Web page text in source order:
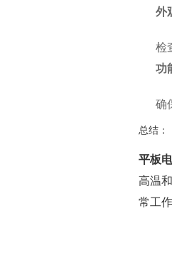
外
检
功
确
总结：
平板
高温
常工